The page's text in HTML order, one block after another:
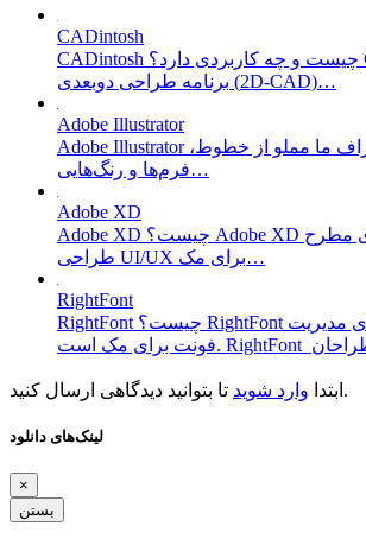
CADintosh
CADintosh چیست و چه کاربردی دارد؟ CADintosh یک
برنامه طراحی دوبعدی (2D-CAD)…
Adobe Illustrator
Adobe Illustrator چیست؟ جهان اطراف ما مملو از خطوط،
فرم‌ها و رنگ‌هایی…
Adobe XD
Adobe XD چیست؟ Adobe XD یکی از برنامه‌های مطرح
طراحی UI/UX برای مک…
RightFont
RightFont چیست؟ RightFont یک برنامه حرفه‌ای مدیریت
ابتدا وارد شوید تا بتوانید دیدگاهی ارسال کنید.
لینک‌های دانلود
×
بستن